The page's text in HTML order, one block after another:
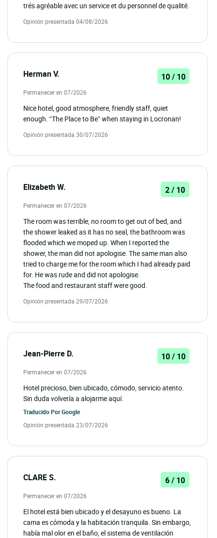
trés agréable avec un service et du personnel de qualité.
Opinión presentada 04/08/2026
Herman V. 10 / 10
Permanecer en 07/2026
Nice hotel, good atmosphere, friendly staff, quiet
enough. “The Place to Be” when staying in Locronan!
Opinión presentada 30/07/2026
Elizabeth W. 2 / 10
Permanecer en 07/2026
The room was terrible, no room to get out of bed, and
the shower leaked as it has no seal, the bathroom was
flooded which we moped up. When I reported the
shower, the man did not apologise. The same man also
tried to charge me for the room which I had already paid
for. He was rude and did not apologise.
The food and restaurant staff were good.
Opinión presentada 29/07/2026
Jean-Pierre D. 10 / 10
Permanecer en 07/2026
Hotel precioso, bien ubicado, cómodo, servicio atento.
Sin duda volvería a alojarme aquí.
Traducido PorGoogle
Opinión presentada 23/07/2026
CLARE S. 6 / 10
Permanecer en 07/2026
El hotel está bien ubicado y el desayuno es bueno. La
cama es cómoda y la habitación tranquila. Sin embargo,
había mal olor en el baño, el sistema de ventilación